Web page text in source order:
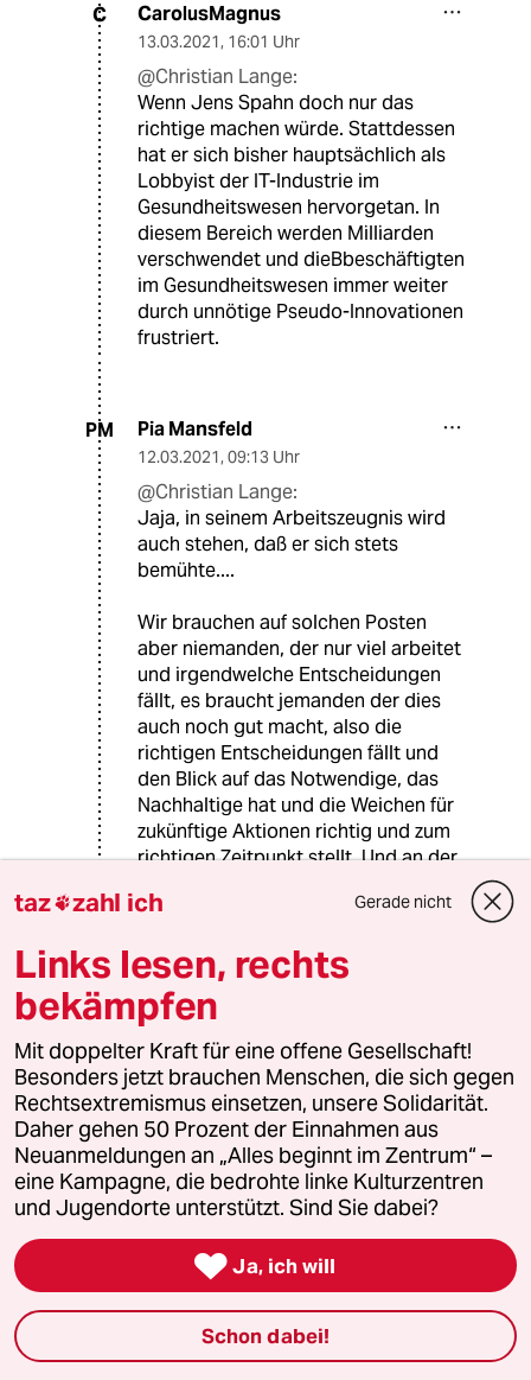
C CarolusMagnus
13.03.2021, 16:01 Uhr
@Christian Lange:
Wenn Jens Spahn doch nur das
richtige machen würde. Stattdessen
hat er sich bisher hauptsächlich als
Lobbyist der IT-Industrie im
Gesundheitswesen hervorgetan. In
diesem Bereich werden Milliarden
verschwendet und dieBbeschäftigten
im Gesundheitswesen immer weiter
durch unnötige Pseudo-Innovationen
frustriert.
PM Pia Mansfeld
12.03.2021, 09:13 Uhr
@Christian Lange:
Jaja, in seinem Arbeitszeugnis wird
auch stehen, daß er sich stets
bemühte....
Wir brauchen auf solchen Posten
aber niemanden, der nur viel arbeitet
und irgendwelche Entscheidungen
fällt, es braucht jemanden der dies
auch noch gut macht, also die
richtigen Entscheidungen fällt und
den Blick auf das Notwendige, das
Nachhaltige hat und die Weichen für
zukünftige Aktionen richtig und zum
richtigen Zeitpunkt stellt. Und an der
AK Achim Kniefel
11.03.2021
@Christian Lange:
Spahn ist ja sogar so fleißig, dass er
neben dem anstrengenden Beruf als
Minister noch seine Spendenessen
und den Ankauf von Villen und
Eigentumswohnungen schultert! Und
dann noch die aufwändigen
Recherchen, welcher Journalist ihn
beim Grundbuchamt ausspioniert....
Bolzkopf
11.03.2021,09:57 Uhr
taz zahl ich Gerade nicht
Links lesen, rechts
bekämpfen
Mit doppelter Kraft für eine offene Gesellschaft!
Besonders jetzt brauchen Menschen, die sich gegen
Rechtsextremismus einsetzen, unsere Solidarität.
Daher gehen 50 Prozent der Einnahmen aus
Neuanmeldungen an „Alles beginnt im Zentrum“ –
eine Kampagne, die bedrohte linke Kulturzentren
und Jugendorte unterstützt. Sind Sie dabei?
 Ja, ich will
Schon dabei!